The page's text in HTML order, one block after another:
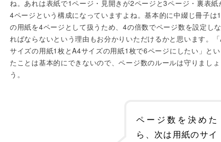
ね。あれは表紙で1ページ・見開きが2ページと3ページ・裏表紙
4ページという構成になっていますよね。基本的に中綴じ冊子は
の用紙を4ページとして扱うため、4の倍数でページ数を設定し
ればならないという理由もお分かりいただけるかと思います。
サイズの用紙1枚とA4サイズの用紙1枚で6ページにしたい」と
たことは基本的にできないので、ページ数のルールは守りましょ
う。
ページ数を決めた
ら、次は用紙のサイ